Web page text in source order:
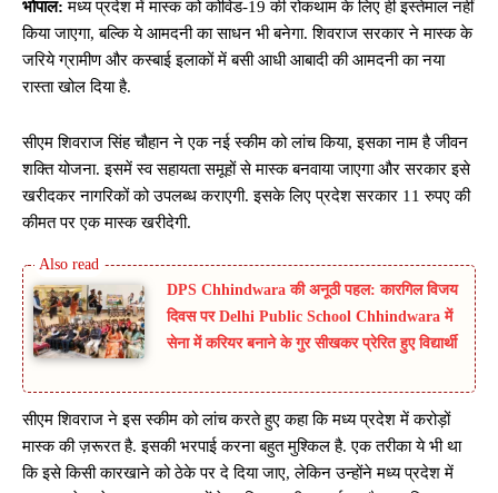
भोपाल:मध्य प्रदेश में मास्क को कोविड-19 की रोकथाम के लिए ही इस्तेमाल नहीं
किया जाएगा, बल्कि ये आमदनी का साधन भी बनेगा. शिवराज सरकार ने मास्क के
जरिये ग्रामीण और कस्बाई इलाकों में बसी आधी आबादी की आमदनी का नया
रास्ता खोल दिया है.
सीएम शिवराज सिंह चौहान ने एक नई स्कीम को लांच किया, इसका नाम है जीवन
शक्ति योजना. इसमें स्व सहायता समूहों से मास्क बनवाया जाएगा और सरकार इसे
खरीदकर नागरिकों को उपलब्ध कराएगी. इसके लिए प्रदेश सरकार 11 रुपए की
कीमत पर एक मास्क खरीदेगी.
DPS Chhindwara की अनूठी पहल: कारगिल विजय
दिवस पर Delhi Public School Chhindwara में
सेना में करियर बनाने के गुर सीखकर प्रेरित हुए विद्यार्थी
सीएम शिवराज ने इस स्कीम को लांच करते हुए कहा कि मध्य प्रदेश में करोड़ों
मास्क की ज़रूरत है. इसकी भरपाई करना बहुत मुश्किल है. एक तरीका ये भी था
कि इसे किसी कारखाने को ठेके पर दे दिया जाए, लेकिन उन्होंने मध्य प्रदेश में